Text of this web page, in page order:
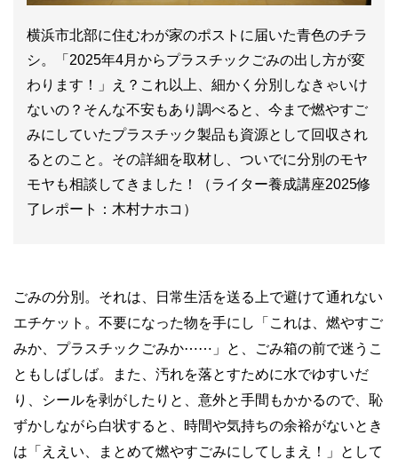
横浜市北部に住むわが家のポストに届いた青色のチラ
シ。「2025年4月からプラスチックごみの出し方が変
わります！」え？これ以上、細かく分別しなきゃいけ
ないの？そんな不安もあり調べると、今まで燃やすご
みにしていたプラスチック製品も資源として回収され
るとのこと。その詳細を取材し、ついでに分別のモヤ
モヤも相談してきました！（ライター養成講座2025修
了レポート：木村ナホコ）
ごみの分別。それは、日常生活を送る上で避けて通れない
エチケット。不要になった物を手にし「これは、燃やすご
みか、プラスチックごみか⋯⋯」と、ごみ箱の前で迷うこ
ともしばしば。また、汚れを落とすために水でゆすいだ
り、シールを剥がしたりと、意外と手間もかかるので、恥
ずかしながら白状すると、時間や気持ちの余裕がないとき
は「ええい、まとめて燃やすごみにしてしまえ！」として